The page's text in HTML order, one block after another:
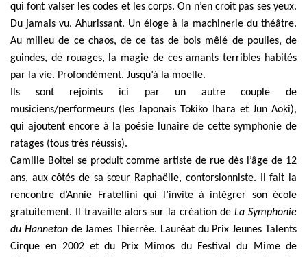
qui font valser les codes et les corps. On n’en croit pas ses yeux.
Du jamais vu. Ahurissant. Un éloge à la machinerie du théâtre.
Au milieu de ce chaos, de ce tas de bois mêlé de poulies, de
guindes, de rouages, la magie de ces amants terribles habités
par la vie. Profondément. Jusqu’à la moelle.
Ils sont rejoints ici par un autre couple de
musiciens/performeurs (les Japonais Tokiko Ihara et Jun Aoki),
qui ajoutent encore à la poésie lunaire de cette symphonie de
ratages (tous très réussis).
Camille Boitel se produit comme artiste de rue dès l’âge de 12
ans, aux côtés de sa sœur Raphaëlle, contorsionniste. Il fait la
rencontre d’Annie Fratellini qui l’invite à intégrer son école
gratuitement. Il travaille alors sur la création de La Symphonie
du Hannetonde James Thierrée. Lauréat du Prix Jeunes Talents
Cirque en 2002 et du Prix Mimos du Festival du Mime de